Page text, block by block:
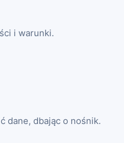
i warunki.
dane, dbając o nośnik.